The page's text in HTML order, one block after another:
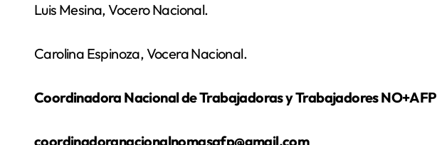
Luis Mesina, Vocero Nacional.
Carolina Espinoza, Vocera Nacional.
Coordinadora Nacional de Trabajadoras y Trabajadores NO+AFP
coordinadoranacionalnomasafp@gmail.com